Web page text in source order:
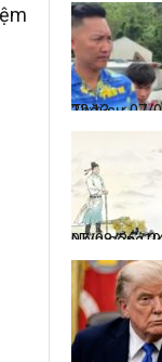
Thời sự
07/08/26, 22:13
Nhịp sống
07/08/26,